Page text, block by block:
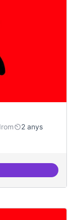
2 anys
residents